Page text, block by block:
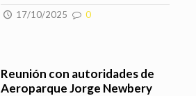
17/10/2025 0
Reunión con autoridades de
Aeroparque Jorge Newbery